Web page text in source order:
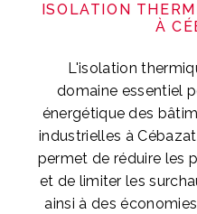
ISOLATION
À
L'isolation
domaine essentiel
énergétique des
industrielles à
permet de réduire les
et de limiter les
ainsi à des